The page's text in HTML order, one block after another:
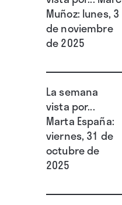
Muñoz: lunes, 3
de noviembre
de 2025
La semana
vista por...
Marta España:
viernes, 31 de
octubre de
2025